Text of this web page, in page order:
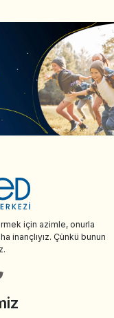
için azimle, onurla
inançlıyız. Çünkü bunun